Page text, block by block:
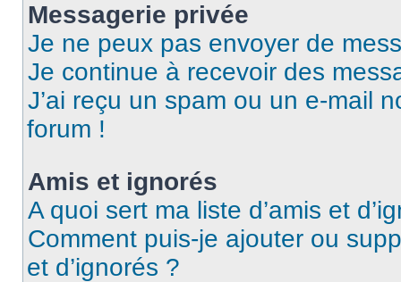
Messagerie privée
Je ne peux pas envoyer de
Je continue à recevoir des
J’ai reçu un spam ou un e-mail
forum !
Amis et ignorés
A quoi sert ma liste d’amis et
Comment puis-je ajouter ou
et d’ignorés ?